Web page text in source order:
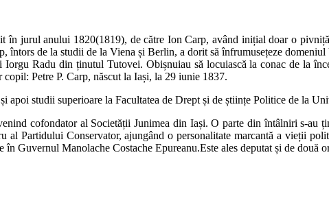
în jurul anului 1820(1819), de către Ion Carp, având inițial doar o
întors de la studii de la Viena și Berlin, a dorit să înfrumusețeze
Radu din ținutul Tutovei. Obișnuiau să locuiască la conac de la
Petre P. Carp, născut la Iași, la 29 iunie 1837.
apoi studii superioare la Facultatea de Drept și de științe Politice de la
cofondator al Societății Junimea din Iași. O parte din întâlniri s-au
al Partidului Conservator, ajungând o personalitate marcantă a vieții
Guvernul Manolache Costache Epureanu.Este ales deputat și de două